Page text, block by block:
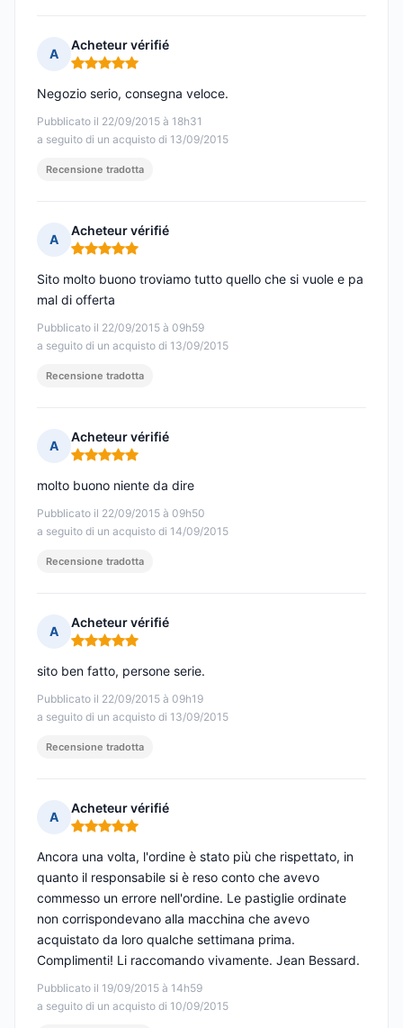
A
Acheteur vérifié
Nota: 5 su 5
Pubblicato il 22/09/2015 à 18h31
a seguito di un acquisto di 13/09/2015
Negozio serio, consegna veloce.
Recensione tradotta
A
Acheteur vérifié
Nota: 5 su 5
Pubblicato il 22/09/2015 à 09h59
a seguito di un acquisto di 13/09/2015
Sito molto buono troviamo tutto quello che si vuole e pa
mal di offerta
Recensione tradotta
A
Acheteur vérifié
Nota: 5 su 5
Pubblicato il 22/09/2015 à 09h50
a seguito di un acquisto di 14/09/2015
molto buono niente da dire
Recensione tradotta
A
Acheteur vérifié
Nota: 5 su 5
Pubblicato il 22/09/2015 à 09h19
a seguito di un acquisto di 13/09/2015
sito ben fatto, persone serie.
Recensione tradotta
A
Acheteur vérifié
Nota: 5 su 5
Pubblicato il 19/09/2015 à 14h59
a seguito di un acquisto di 10/09/2015
Ancora una volta, l'ordine è stato più che rispettato, in
quanto il responsabile si è reso conto che avevo
commesso un errore nell'ordine. Le pastiglie ordinate
non corrispondevano alla macchina che avevo
acquistato da loro qualche settimana prima.
Complimenti! Li raccomando vivamente. Jean Bessard.